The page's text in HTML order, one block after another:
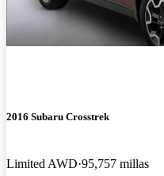
2016 Subaru Crosstrek
Limited AWD 95,757 millas